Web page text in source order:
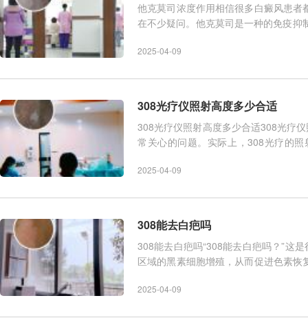
他克莫司浓度作用相信很多白癜风患
在不少疑问。他克莫司是一种的免疫
2025-04-09
308光疗仪照射高度多少合适
308光疗仪照射高度多少合适308光疗
常关心的问题。实际上，308光疗的
2025-04-09
308能去白疤吗
308能去白疤吗“308能去白疤吗？”这
区域的黑素细胞增殖，从而促进色素
2025-04-09